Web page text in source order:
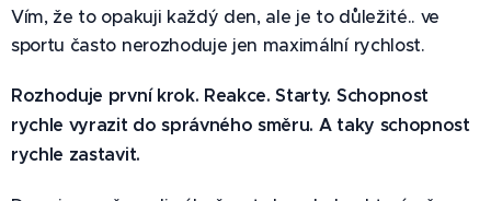
Vím, že to opakuji každý den, ale je to důležité.. ve
sportu často nerozhoduje jen maximální rychlost.
Rozhoduje první krok. Reakce. Starty. Schopnost
rychle vyrazit do správného směru. A taky schopnost
rychle zastavit.